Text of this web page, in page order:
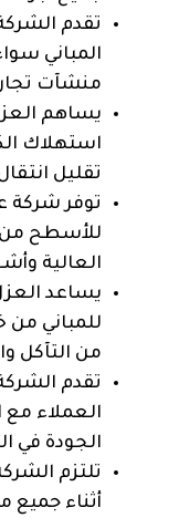
تقدم
المباني
منشآت
يساهم
استهلاك
تقليل
توفر شركة
للأسطح من
العالية
يساعد
للمباني من
من التآكل
تقدم
العملاء
الجودة في
تلتزم
أثناء جميع